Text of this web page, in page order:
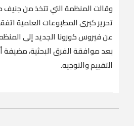
وقالت المنظمة التي تتخذ من جنيف
تحرير كبرى المطبوعات العلمية
عن فيروس كورونا الجديد إلى
بعد موافقة الفرق البحثية،
التقييم والتوجيه.